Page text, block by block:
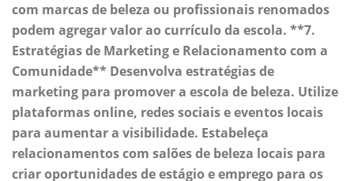
com marcas de beleza ou profissionais renomados
podem agregar valor ao currículo da escola. **7.
Estratégias de Marketing e Relacionamento com a
Comunidade** Desenvolva estratégias de
marketing para promover a escola de beleza. Utilize
plataformas online, redes sociais e eventos locais
para aumentar a visibilidade. Estabeleça
relacionamentos com salões de beleza locais para
criar oportunidades de estágio e emprego para os